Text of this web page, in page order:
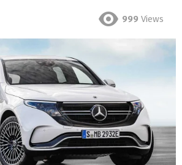
999 Views